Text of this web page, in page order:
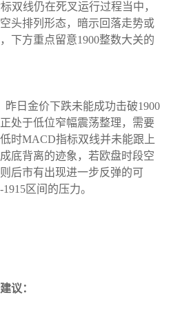
双线仍在死叉运行过程当中，
头排列形态，暗示回落走势或
下方重点留意1900整数大关的
昨日金价下跌未能成功击破1900
处于低位窄幅震荡整理，需要
时MACD指标双线并未能跟上
底背离的迹象，若欧盘时段空
后市有出现进一步反弹的可
区间的压力。
议：